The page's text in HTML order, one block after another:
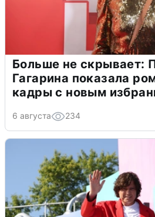
Больше не скрывает:
Гагарина показала
кадры с новым
6 августа 234